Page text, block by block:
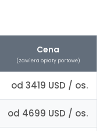
Cena
(zawiera opłaty portowe)
od 3419 USD / os.
od 4699 USD / os.